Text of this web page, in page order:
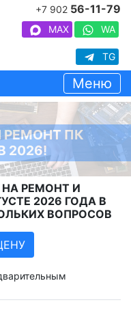
+7 902 56-11-79
MAX WA
TG
Меню
ПК
2026!
РЕМОНТ И
2026 ГОДА В
ВОПРОСОВ